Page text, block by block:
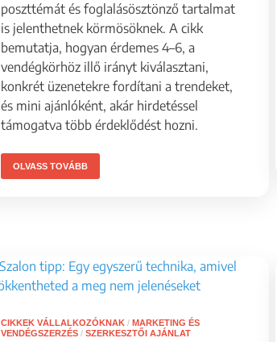
poszttémát és foglalásösztönző tartalmat
is jelenthetnek körmösöknek. A cikk
bemutatja, hogyan érdemes 4–6, a
vendégkörhöz illő irányt kiválasztani,
konkrét üzenetekre fordítani a trendeket,
és mini ajánlóként, akár hirdetéssel
támogatva több érdeklődést hozni.
OLVASS TOVÁBB
CIKKEK VÁLLALKOZÓKNAK/ MARKETING ÉS
VENDÉGSZERZÉS/ SZERKESZTŐI AJÁNLAT